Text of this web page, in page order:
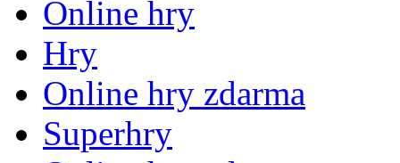
Online hry
Hry
Online hry zdarma
Superhry